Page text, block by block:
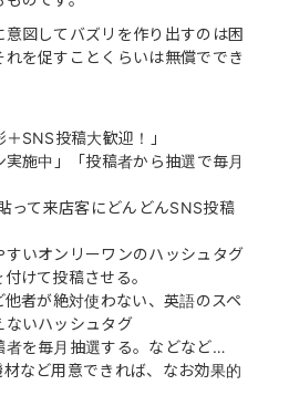
図してバズリを作り出すのは困
を促すことくらいは無償ででき
SNS投稿大歓迎！」
実施中」「投稿者から抽選で毎月
って来店客にどんどんSNS投稿
いオンリーワンのハッシュタグ
けて投稿させる。
者が絶対使わない、英語のスペ
ないハッシュタグ
者を毎月抽選する。などなど…
など用意できれば、なお効果的